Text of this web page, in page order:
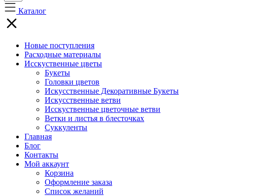
Каталог
Новые поступления
Расходные материалы
Исскуственные цветы
Букеты
Головки цветов
Искусственные Декоративные Букеты
Искусственные ветви
Исскуственные цветочные ветви
Ветки и листья в блесточках
Суккуленты
Главная
Блог
Контакты
Мой аккаунт
Корзина
Оформление заказа
Список желаний